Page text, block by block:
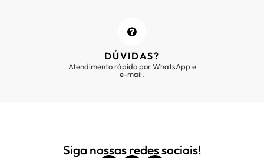
DÚVIDAS?
Atendimento rápido por WhatsApp e
e-mail.
Siga nossas redes sociais!